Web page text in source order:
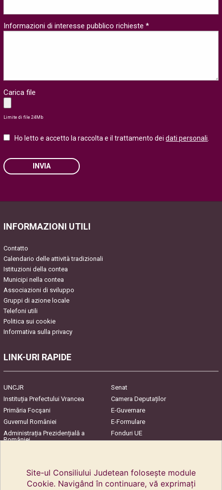
Informazioni di interesse pubblico richieste *
Carica file
Limite di file 24Mb
Ho letto e accetto la raccolta e il trattamento deidati personali.
INVIA
INFORMAZIONI UTILI
Contatto
Calendario delle attività tradizionali
Istituzioni della contea
Municipi nella contea
Associazioni di sviluppo
Gruppi di azione locale
Telefoni utili
Politica sui cookie
Informativa sulla privacy
LINK-URI RAPIDE
UNCJR
Senat
Instituția Prefectului Vrancea
Camera Deputaților
Primăria Focşani
E-Guvernare
Guvernul României
E-Formulare
Administrația Prezidențială a
României
Fonduri UE
Site-ul Consiliului Judetean folosește module
Cookie. Navigând în continuare, vă exprimați